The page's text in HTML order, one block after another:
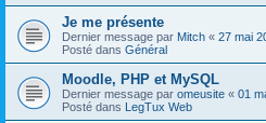
Je me présente
Dernier message par Mitch « 27 mai
Posté dans Général
Moodle, PHP et MySQL
Dernier message par omeusite « 01
Posté dans LegTux Web